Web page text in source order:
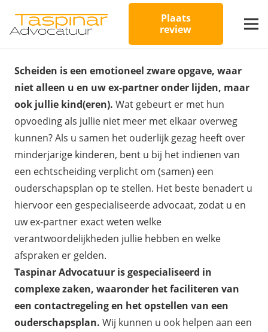
Plaats
review
Scheiden is een emotioneel zware opgave, waar
niet alleen u en uw ex-partner onder lijden, maar
ook jullie kind(eren). Wat gebeurt er met hun
opvoeding als jullie niet meer met elkaar overweg
kunnen? Als u samen het ouderlijk gezag heeft over
minderjarige kinderen, bent u bij het indienen van
een echtscheiding verplicht om (samen) een
ouderschapsplan op te stellen. Het beste benadert u
hiervoor een gespecialiseerde advocaat, zodat u en
uw ex-partner exact weten welke
verantwoordelijkheden jullie hebben en welke
afspraken er gelden.
Taspinar Advocatuur is gespecialiseerd in
complexe zaken, waaronder het faciliteren van
een contactregeling en het opstellen van een
ouderschapsplan. Wij kunnen u ook helpen aan een